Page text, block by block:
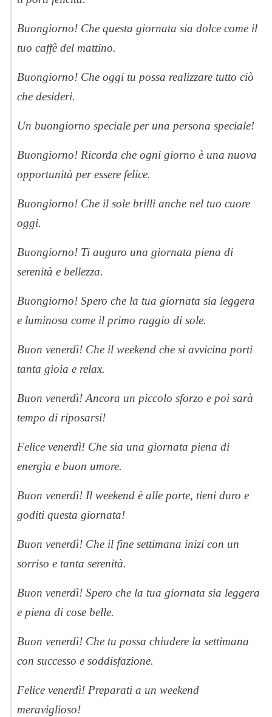
Buongiorno! Che questa giornata sia dolce come il
tuo caffè del mattino.
Buongiorno! Che oggi tu possa realizzare tutto ciò
che desideri.
Un buongiorno speciale per una persona speciale!
Buongiorno! Ricorda che ogni giorno è una nuova
opportunità per essere felice.
Buongiorno! Che il sole brilli anche nel tuo cuore
oggi.
Buongiorno! Ti auguro una giornata piena di
serenità e bellezza.
Buongiorno! Spero che la tua giornata sia leggera
e luminosa come il primo raggio di sole.
Buon venerdì! Che il weekend che si avvicina porti
tanta gioia e relax.
Buon venerdì! Ancora un piccolo sforzo e poi sarà
tempo di riposarsi!
Felice venerdì! Che sia una giornata piena di
energia e buon umore.
Buon venerdì! Il weekend è alle porte, tieni duro e
goditi questa giornata!
Buon venerdì! Che il fine settimana inizi con un
sorriso e tanta serenità.
Buon venerdì! Spero che la tua giornata sia leggera
e piena di cose belle.
Buon venerdì! Che tu possa chiudere la settimana
con successo e soddisfazione.
Felice venerdì! Preparati a un weekend
meraviglioso!